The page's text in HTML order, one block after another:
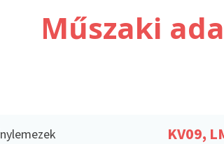
Műszaki
KV09,